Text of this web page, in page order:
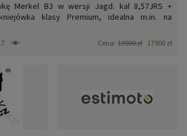
Merkel B3 w wersji Jagd. kal 8,57JRS +
kniejówka klasy Premium, idealna m.in. na
dopłatą (oferty w osobnych ogłoszeniach)
krzyż podświetlany 4A oraz org. montaż
oraz lunetę z org. montażem zakupiłe...
Cena: 19900 zł 17900 zł